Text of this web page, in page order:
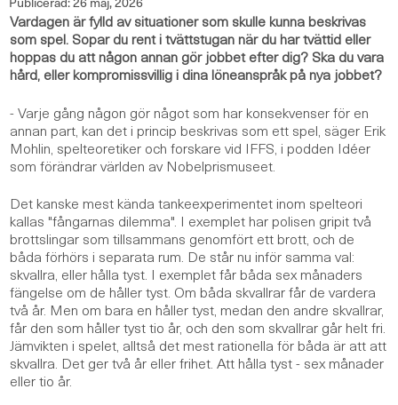
Vardagen är fylld av situationer som skulle kunna beskrivas
som spel. Sopar du rent i tvättstugan när du har tvättid eller
hoppas du att någon annan gör jobbet efter dig? Ska du vara
hård, eller kompromissvillig i dina löneanspråk på nya jobbet?
- Varje gång någon gör något som har konsekvenser för en
annan part, kan det i princip beskrivas som ett spel, säger Erik
Mohlin, spelteoretiker och forskare vid IFFS, i podden Idéer
som förändrar världen av Nobelprismuseet.
Det kanske mest kända tankeexperimentet inom spelteori
kallas "fångarnas dilemma". I exemplet har polisen gripit två
brottslingar som tillsammans genomfört ett brott, och de
båda förhörs i separata rum. De står nu inför samma val:
skvallra, eller hålla tyst. I exemplet får båda sex månaders
fängelse om de håller tyst. Om båda skvallrar får de vardera
två år. Men om bara en håller tyst, medan den andre skvallrar,
får den som håller tyst tio år, och den som skvallrar går helt fri.
Jämvikten i spelet, alltså det mest rationella för båda är att att
skvallra. Det ger två år eller frihet. Att hålla tyst - sex månader
eller tio år.